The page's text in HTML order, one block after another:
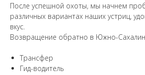
После успешной охоты, мы начнем
различных вариантах наших устриц,
вкус.
Возвращение обратно в Южно-
Трансфер
Гид-водитель